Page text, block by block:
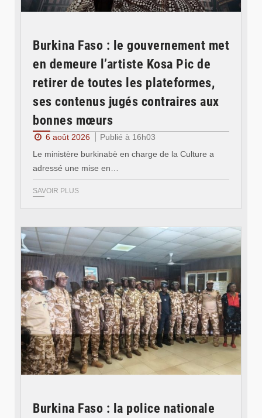
Burkina Faso : le gouvernement met
en demeure l’artiste Kosa Pic de
retirer de toutes les plateformes,
ses contenus jugés contraires aux
bonnes mœurs
6 août 2026
Publié à 16h03
Le ministère burkinabè en charge de la Culture a
adressé une mise en…
SAVOIR PLUS
Burkina Faso : la police nationale